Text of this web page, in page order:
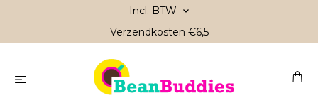
Incl. BTW
Verzendkosten €6,5